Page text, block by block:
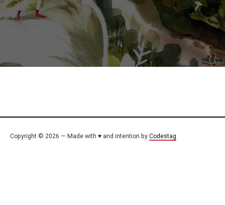
Copyright © 2026 — Made with ♥ and intention by Codestag